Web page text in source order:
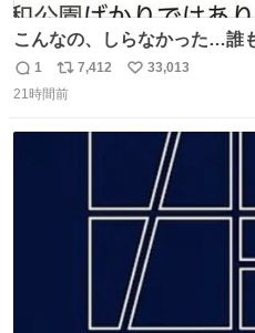
こんなの、しらなかった…誰
返
信
1
リ
ポ
7,412
い
33,013
21時間前